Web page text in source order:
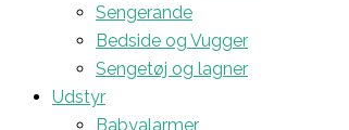
Sengerande
Bedside og Vugger
Sengetøj og lagner
Udstyr
Babyalarmer